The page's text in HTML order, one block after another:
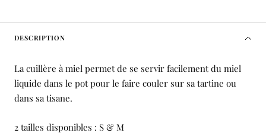
DESCRIPTION
La cuillère à miel permet de se servir facilement du miel
liquide dans le pot pour le faire couler sur sa tartine ou
dans sa tisane.
2 tailles disponibles : S & M